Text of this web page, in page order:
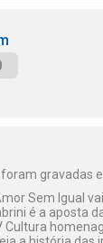
gravadas
Sem Igual
é a aposta
Cultura